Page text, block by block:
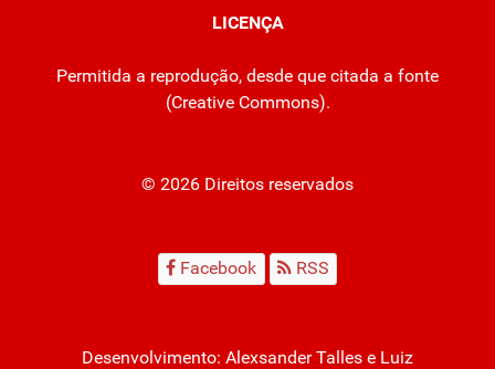
LICENÇA
Permitida a reprodução, desde que citada a fonte
(Creative Commons).
© 2026 Direitos reservados
Facebook RSS
Desenvolvimento: Alexsander Talles e Luiz